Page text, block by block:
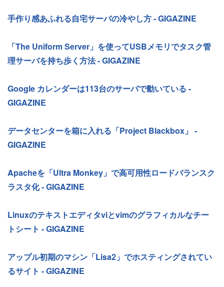
手作り感あふれる自宅サーバの冷やし方 - GIGAZINE
「The Uniform Server」を使ってUSBメモリでタスク管
理サーバを持ち歩く方法 - GIGAZINE
Google カレンダーは113台のサーバで動いている -
GIGAZINE
データセンターを箱に入れる「Project Blackbox」 -
GIGAZINE
Apacheを「Ultra Monkey」で高可用性ロードバランスク
ラスタ化 - GIGAZINE
Linuxのテキストエディタviとvimのグラフィカルなチー
トシート - GIGAZINE
アップル初期のマシン「Lisa2」でホスティングされてい
るサイト - GIGAZINE